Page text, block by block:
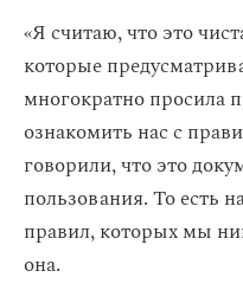
«Я считаю, что это
которые
многократно просила
ознакомить нас с
говорили, что это
пользования. То есть
правил, которых мы
она.